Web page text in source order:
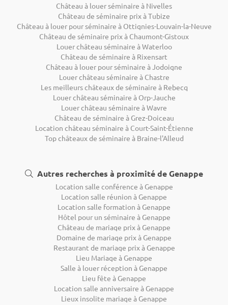
Château à louer séminaire à Nivelles
Château de séminaire prix à Tubize
Château à louer pour séminaire à Ottignies-Louvain-la-Neuve
Château de séminaire prix à Chaumont-Gistoux
Louer château séminaire à Waterloo
Château de séminaire à Rixensart
Château à louer pour séminaire à Jodoigne
Louer château séminaire à Chastre
Les meilleurs châteaux de séminaire à Rebecq
Louer château séminaire à Orp-Jauche
Louer château séminaire à Wavre
Château de séminaire à Grez-Doiceau
Location château séminaire à Court-Saint-Étienne
Top châteaux de séminaire à Braine-l'Alleud
Autres recherches à proximité de Genappe
Location salle conférence à Genappe
Location salle réunion à Genappe
Location salle formation à Genappe
Hôtel pour un séminaire à Genappe
Château de mariage prix à Genappe
Domaine de mariage prix à Genappe
Restaurant de mariage prix à Genappe
Lieu Mariage à Genappe
Salle à louer réception à Genappe
Lieu fête à Genappe
Location salle anniversaire à Genappe
Lieux insolite mariage à Genappe